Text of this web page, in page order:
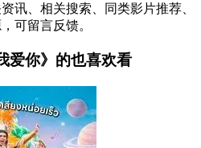
讯、相关搜索、同类影片推荐、
可留言反馈。
爱你》的也喜欢看